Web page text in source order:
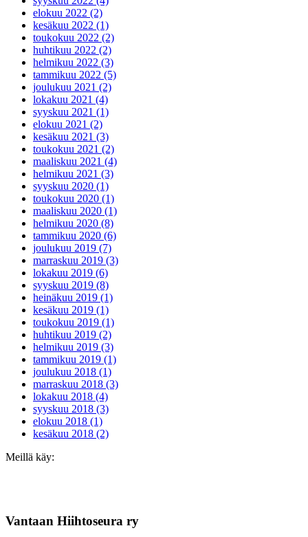
elokuu 2022 (2)
kesäkuu 2022 (1)
toukokuu 2022 (2)
huhtikuu 2022 (2)
helmikuu 2022 (3)
tammikuu 2022 (5)
joulukuu 2021 (2)
lokakuu 2021 (4)
syyskuu 2021 (1)
elokuu 2021 (2)
kesäkuu 2021 (3)
toukokuu 2021 (2)
maaliskuu 2021 (4)
helmikuu 2021 (3)
syyskuu 2020 (1)
toukokuu 2020 (1)
maaliskuu 2020 (1)
helmikuu 2020 (8)
tammikuu 2020 (6)
joulukuu 2019 (7)
marraskuu 2019 (3)
lokakuu 2019 (6)
syyskuu 2019 (8)
heinäkuu 2019 (1)
kesäkuu 2019 (1)
toukokuu 2019 (1)
huhtikuu 2019 (2)
helmikuu 2019 (3)
tammikuu 2019 (1)
joulukuu 2018 (1)
marraskuu 2018 (3)
lokakuu 2018 (4)
syyskuu 2018 (3)
elokuu 2018 (1)
kesäkuu 2018 (2)
Meillä käy:
Vantaan Hiihtoseura ry